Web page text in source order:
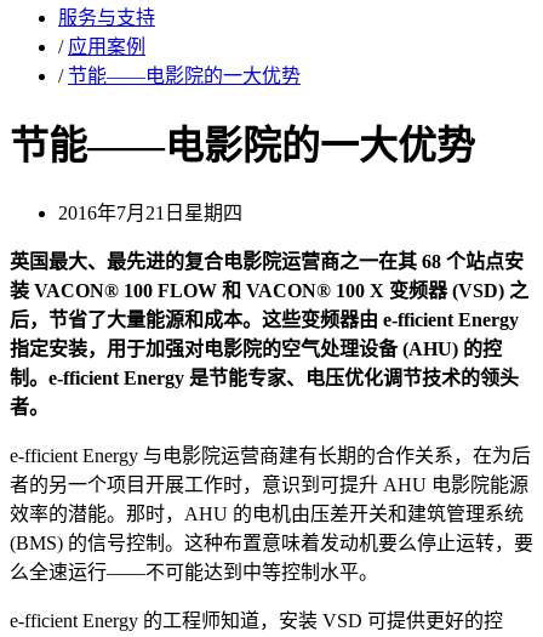
服务与支持
/ 应用案例
/ 节能——电影院的一大优势
节能——电影院的一大优势
2016年7月21日星期四
英国最大、最先进的复合电影院运营商之一在其 68 个站点安
装 VACON® 100 FLOW 和 VACON® 100 X 变频器 (VSD) 之
后，节省了大量能源和成本。这些变频器由 e-fficient Energy
指定安装，用于加强对电影院的空气处理设备 (AHU) 的控
制。e-fficient Energy 是节能专家、电压优化调节技术的领头
者。
e-fficient Energy 与电影院运营商建有长期的合作关系，在为后
者的另一个项目开展工作时，意识到可提升 AHU 电影院能源
效率的潜能。那时，AHU 的电机由压差开关和建筑管理系统
(BMS) 的信号控制。这种布置意味着发动机要么停止运转，要
么全速运行——不可能达到中等控制水平。
e-fficient Energy 的工程师知道，安装 VSD 可提供更好的控